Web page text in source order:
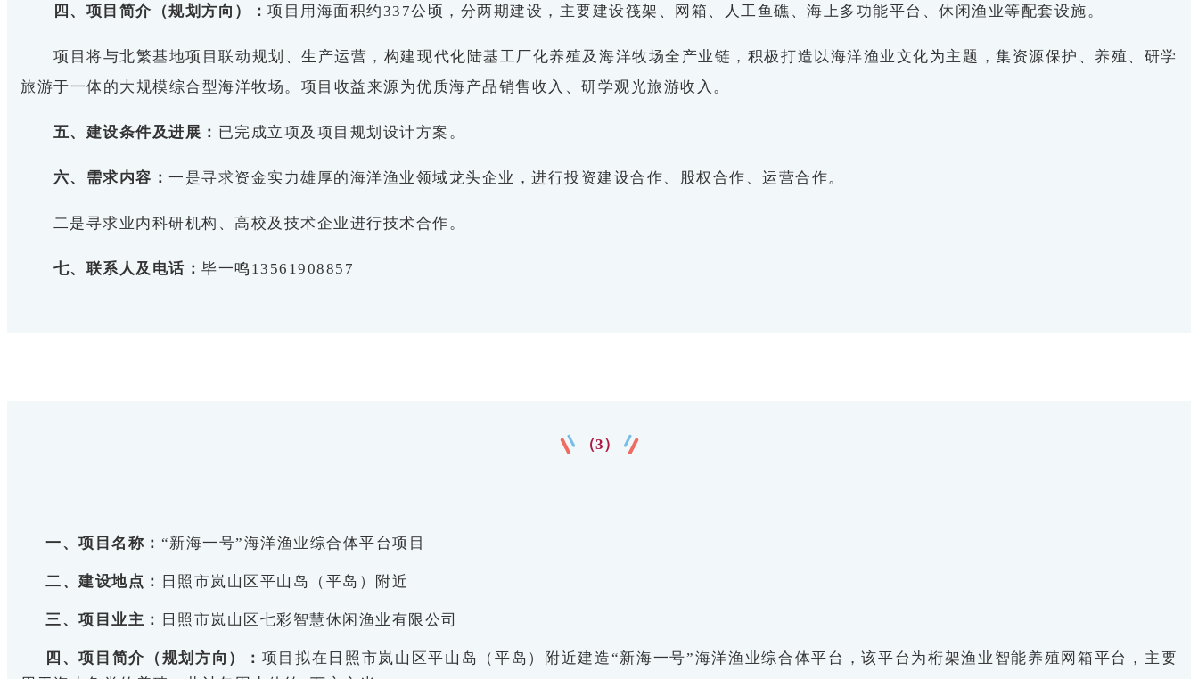
四、项目简介（规划方向）：项目用海面积约337公顷，分两期建设，主要建设筏架、网箱、人工鱼礁、海上多功能平台、休闲渔业等配套设施。
项目将与北繁基地项目联动规划、生产运营，构建现代化陆基工厂化养殖及海洋牧场全产业链，积极打造以海洋渔业文化为主题，集资源保护、养殖、研学
旅游于一体的大规模综合型海洋牧场。项目收益来源为优质海产品销售收入、研学观光旅游收入。
五、建设条件及进展： 已完成立项及项目规划设计方案。
六、需求内容：一是寻求资金实力雄厚的海洋渔业领域龙头企业，进行投资建设合作、股权合作、运营合作。
二是寻求业内科研机构、高校及技术企业进行技术合作。
七、联系人及电话：毕一鸣13561908857
（3）
一、项目名称： “新海一号”海洋渔业综合体平台项目
二、建设地点： 日照市岚山区平山岛（平岛）附近
三、项目业主： 日照市岚山区七彩智慧休闲渔业有限公司
四、项目简介（规划方向）： 项目拟在日照市岚山区平山岛（平岛）附近建造“新海一号”海洋渔业综合体平台，该平台为桁架渔业智能养殖网箱平台，主要